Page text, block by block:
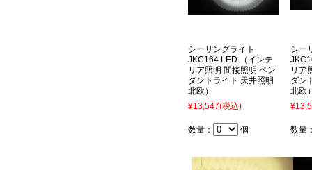
シーリングライト
JKC164 LED （インテ
リア照明 間接照明 ペン
ダントライト 天井照明
北欧）
¥13,547(税込)
数量： 個
シー
リア
ダン
北欧
数量